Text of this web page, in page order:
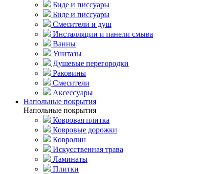
Биде и писсуары
Биде и писсуары
Смесители и душ
Инсталляции и панели смыва
Ванны
Унитазы
Душевые перегородки
Раковины
Смесители
Аксессуары
Напольные покрытия
Напольные покрытия
Ковровая плитка
Ковровые дорожки
Ковролин
Искусственная трава
Ламинаты
Плитки